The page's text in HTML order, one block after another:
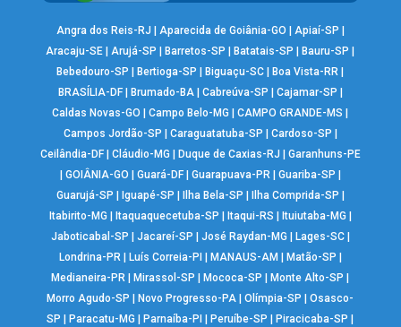
Angra dos Reis-RJ | Aparecida de Goiânia-GO | Apiaí-SP |
Aracaju-SE | Arujá-SP |Barretos-SP |Batatais-SP |Bauru-SP |
Bebedouro-SP |Bertioga-SP |Biguaçu-SC |Boa Vista-RR |
BRASÍLIA-DF| Brumado-BA| Cabreúva-SP | Cajamar-SP |
Caldas Novas-GO |Campo Belo-MG |CAMPO GRANDE-MS |
Campos Jordão-SP | Caraguatatuba-SP | Cardoso-SP |
Ceilândia-DF| Cláudio-MG | Duque de Caxias-RJ | Garanhuns-PE
| GOIÂNIA-GO | Guará-DF| Guarapuava-PR | Guariba-SP |
Guarujá-SP | Iguapé-SP | Ilha Bela-SP | Ilha Comprida-SP |
Itabirito-MG | Itaquaquecetuba-SP | Itaqui-RS | Ituiutaba-MG |
Jaboticabal-SP | Jacareí-SP | José Raydan-MG | Lages-SC|
Londrina-PR | Luís Correia-PI | MANAUS-AM | Matão-SP |
Medianeira-PR |Mirassol-SP |Mococa-SP |Monte Alto-SP |
Morro Agudo-SP |Novo Progresso-PA |Olímpia-SP |Osasco-
SP |Paracatu-MG |Parnaíba-PI |Peruíbe-SP |Piracicaba-SP |